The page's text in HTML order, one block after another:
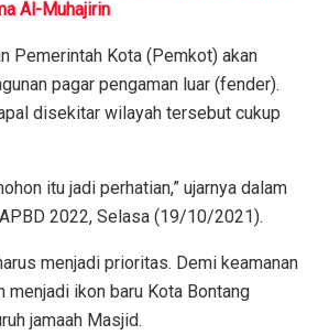
Al-Muhajirin
Pemerintah Kota (Pemkot) akan
pagar pengaman luar (fender).
disekitar wilayah tersebut cukup
itu jadi perhatian,” ujarnya dalam
2022, Selasa (19/10/2021).
menjadi prioritas. Demi keamanan
menjadi ikon baru Kota Bontang
jamaah Masjid.